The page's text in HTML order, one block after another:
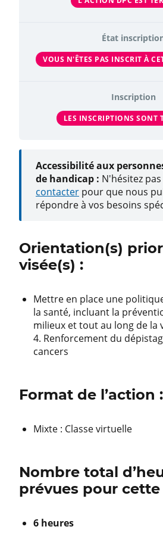
État
VOUS N'ÊTES PAS INSCRIT À
Inscription
LES INSCRIPTIONS SONT
Accessibilité aux
de handicap : N'hésitez pas
contacter pour que nous
répondre à vos besoins
Orientation(s)
visée(s) :
Mettre en place une
la santé, incluant la
milieux et tout au long de la
4. Renforcement du
cancers
Format de l’action :
Mixte : Classe virtuelle
Nombre total
prévues pour
6 heures